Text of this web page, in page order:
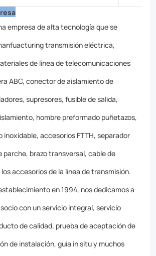
empresa de alta tecnología que se
transmisión eléctrica,
de línea de telecomunicaciones
ABC, conector de aislamiento de
supresores, fusible de salida,
hombre preformado puñetazos,
inoxidable, accesorios FTTH, separador
parche, brazo transversal, cable de
accesorios de la línea de transmisión.
en 1994, nos dedicamos a
con un servicio integral, servicio
de calidad, prueba de aceptación de
de instalación, guía in situ y muchos